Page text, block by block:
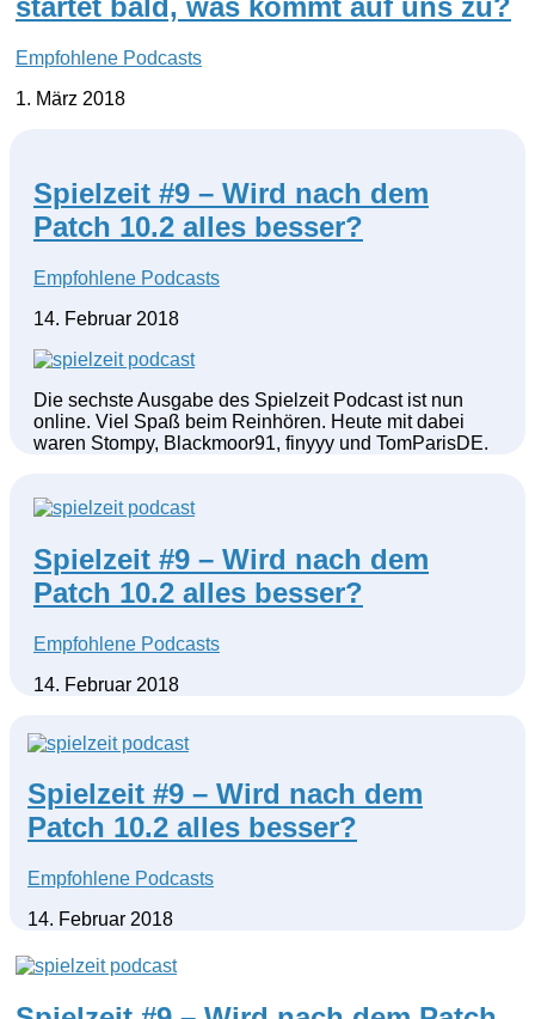
startet bald, was kommt auf uns zu?
Empfohlene Podcasts
1. März 2018
Spielzeit #9 – Wird nach dem
Patch 10.2 alles besser?
Empfohlene Podcasts
14. Februar 2018
Die sechste Ausgabe des Spielzeit Podcast ist nun
online. Viel Spaß beim Reinhören. Heute mit dabei
waren Stompy, Blackmoor91, finyyy und TomParisDE.
Spielzeit #9 – Wird nach dem
Patch 10.2 alles besser?
Empfohlene Podcasts
14. Februar 2018
Spielzeit #9 – Wird nach dem
Patch 10.2 alles besser?
Empfohlene Podcasts
14. Februar 2018